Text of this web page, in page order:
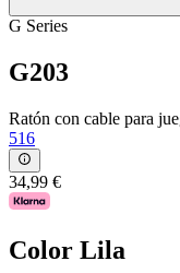
G Series
G203
Ratón con cable para
516
34,99 €
Color Lila